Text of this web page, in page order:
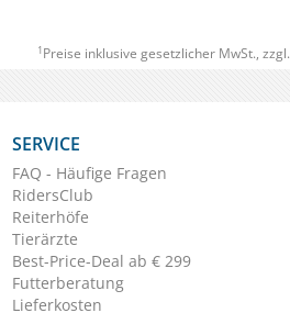
1 Preise inklusive gesetzlicher MwSt., zzgl.
SERVICE
FAQ - Häufige Fragen
RidersClub
Reiterhöfe
Tierärzte
Best-Price-Deal ab € 299
Futterberatung
Lieferkosten